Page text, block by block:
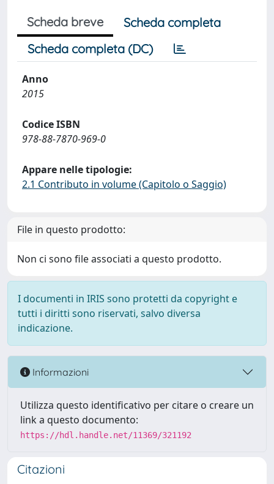
Scheda breve
Scheda completa
Scheda completa (DC)
Anno
2015
Codice ISBN
978-88-7870-969-0
Appare nelle tipologie:
2.1 Contributo in volume (Capitolo o Saggio)
File in questo prodotto:
Non ci sono file associati a questo prodotto.
I documenti in IRIS sono protetti da copyright e
tutti i diritti sono riservati, salvo diversa
indicazione.
Informazioni
Utilizza questo identificativo per citare o creare un
link a questo documento:
https://hdl.handle.net/11369/321192
Citazioni